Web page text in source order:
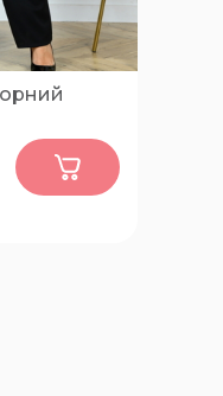
66, 68, 70,